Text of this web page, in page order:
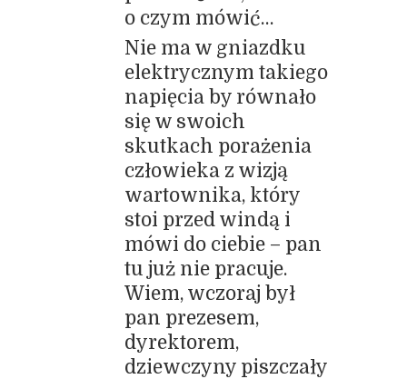
o czym mówić…
Nie ma w gniazdku
elektrycznym takiego
napięcia by równało
się w swoich
skutkach porażenia
człowieka z wizją
wartownika, który
stoi przed windą i
mówi do ciebie – pan
tu już nie pracuje.
Wiem, wczoraj był
pan prezesem,
dyrektorem,
dziewczyny piszczały